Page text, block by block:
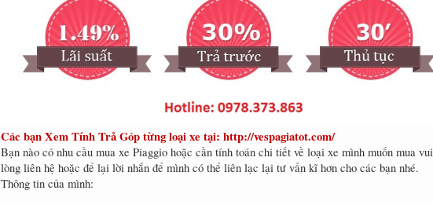
Các bạn Xem Tính Trả Góp từng loại xe tại: http://vespagiatot.com/
Bạn nào có nhu cầu mua xe Piaggio hoặc cần tính toán chi tiết về loại xe mình muốn mua vui
lòng liên hệ hoặc để lại lời nhắn để mình có thể liên lạc lại tư vấn kĩ hơn cho các bạn nhé.
Thông tin của mình: